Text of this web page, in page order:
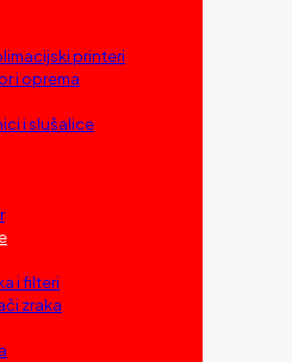
printeri
i oprema
i slušalice
i filteri
zraka